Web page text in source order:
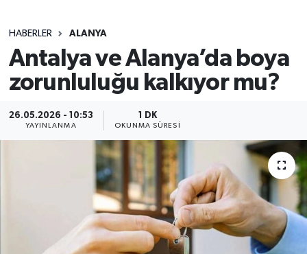
HABERLER ALANYA
Antalya ve Alanya’da boya
zorunluluğu kalkıyor mu?
26.05.2026 - 10:53
YAYINLANMA
1 DK
OKUNMA SÜRESI
Siyaset
Spor
Süper Lig Puan Durumu ve Fikstür
Tüm Manşetler
Son Dakika Haberleri